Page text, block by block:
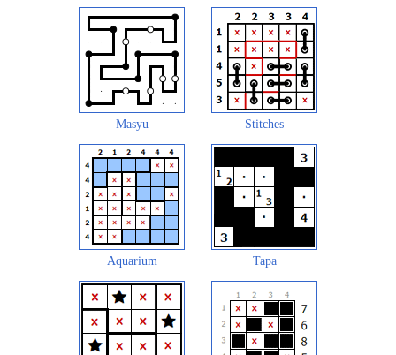
Masyu Stitches
Aquarium Tapa